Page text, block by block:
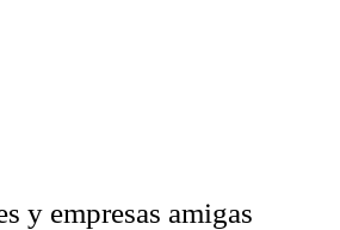
y empresas amigas